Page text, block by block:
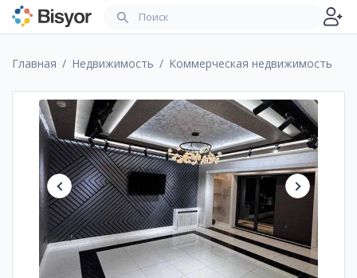
Главная Недвижимость Коммерческая недвижимость